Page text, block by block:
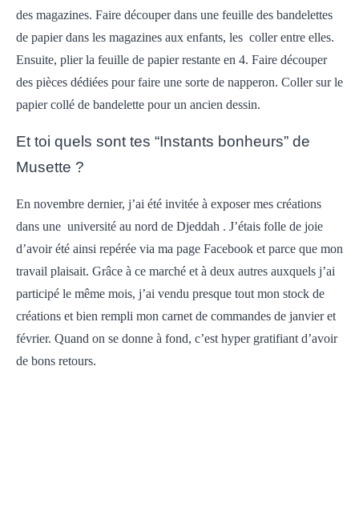
des magazines. Faire découper dans une feuille des bandelettes
de papier dans les magazines aux enfants, les coller entre elles.
Ensuite, plier la feuille de papier restante en 4. Faire découper
des pièces dédiées pour faire une sorte de napperon. Coller sur le
papier collé de bandelette pour un ancien dessin.
Et toi quels sont tes “Instants bonheurs” de
Musette ?
En novembre dernier, j’ai été invitée à exposer mes créations
dans une université au nord de Djeddah . J’étais folle de joie
d’avoir été ainsi repérée via ma page Facebook et parce que mon
travail plaisait. Grâce à ce marché et à deux autres auxquels j’ai
participé le même mois, j’ai vendu presque tout mon stock de
créations et bien rempli mon carnet de commandes de janvier et
février. Quand on se donne à fond, c’est hyper gratifiant d’avoir
de bons retours.